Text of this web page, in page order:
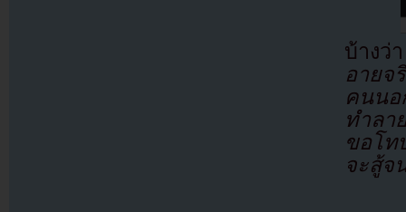
บ้าง
อายจ
คนนอ
ทำลา
ขอโท
จะสู้จ